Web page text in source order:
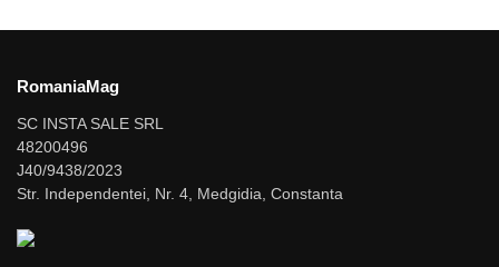
RomaniaMag
SC INSTA SALE SRL
48200496
J40/9438/2023
Str. Independentei, Nr. 4, Medgidia, Constanta